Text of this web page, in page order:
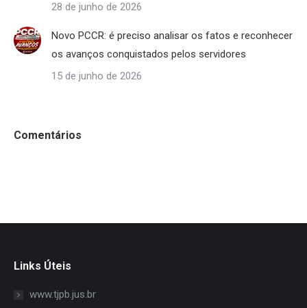
28 de junho de 2026
Novo PCCR: é preciso analisar os fatos e reconhecer
os avanços conquistados pelos servidores
15 de junho de 2026
Comentários
Links Úteis
www.tjpb.jus.br